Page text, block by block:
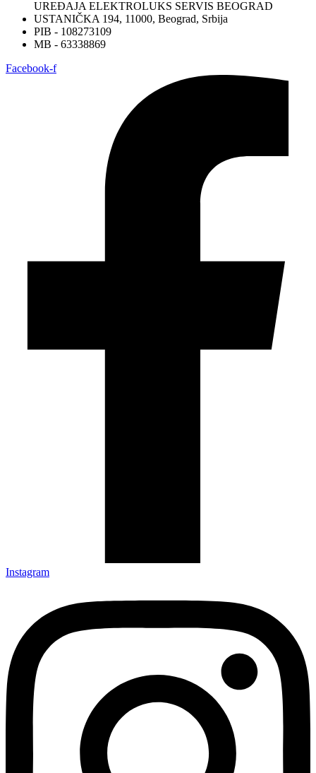
UREĐAJA ELEKTROLUKS SERVIS BEOGRAD
USTANIČKA 194, 11000, Beograd, Srbija
PIB - 108273109
MB - 63338869
Facebook-f
Instagram